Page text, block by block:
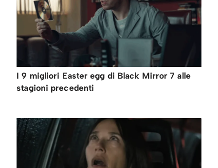
I 9 migliori Easter egg di Black Mirror 7 alle
stagioni precedenti